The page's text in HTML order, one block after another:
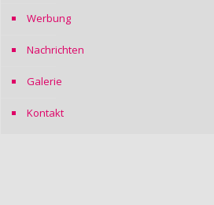
Werbung
Nachrichten
Galerie
Kontakt